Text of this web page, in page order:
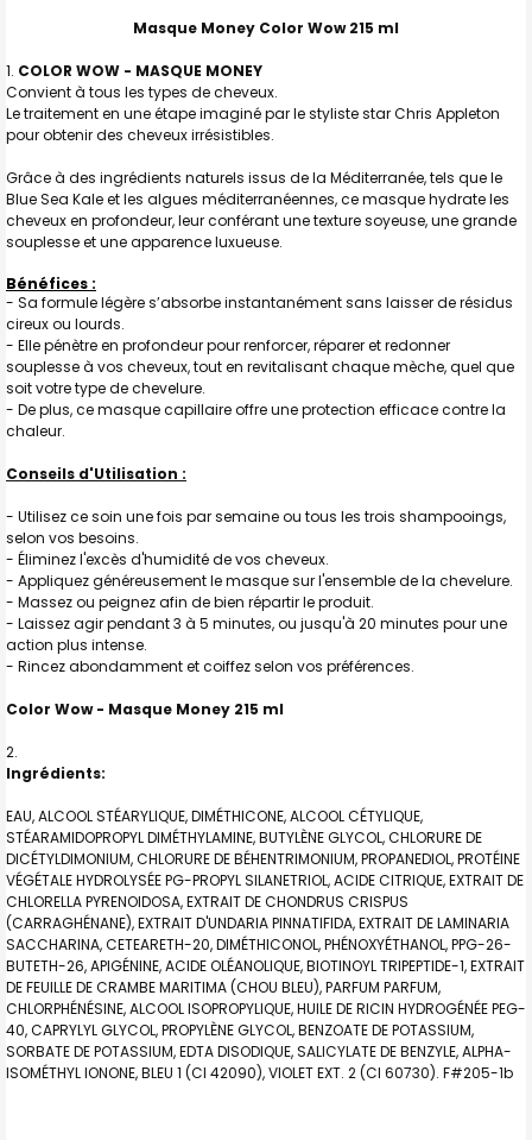
TOUT
SELECTIONNER
J'AJOUTE
LA
SÉLECTION
AU PANIER
Masque Money Color Wow 215 ml
COLOR WOW - MASQUE MONEY
Convient à tous les types de cheveux.
Le traitement en une étape imaginé par le styliste star Chris Appleton
pour obtenir des cheveux irrésistibles.
Grâce à des ingrédients naturels issus de la Méditerranée, tels que le
Blue Sea Kale et les algues méditerranéennes, ce masque hydrate les
cheveux en profondeur, leur conférant une texture soyeuse, une grande
souplesse et une apparence luxueuse.
Bénéfices :
- Sa formule légère s’absorbe instantanément sans laisser de résidus
cireux ou lourds.
- Elle pénètre en profondeur pour renforcer, réparer et redonner
souplesse à vos cheveux, tout en revitalisant chaque mèche, quel que
soit votre type de chevelure.
- De plus, ce masque capillaire offre une protection efficace contre la
chaleur.
Conseils d'Utilisation :
- Utilisez ce soin une fois par semaine ou tous les trois shampooings,
selon vos besoins.
- Éliminez l'excès d'humidité de vos cheveux.
- Appliquez généreusement le masque sur l'ensemble de la chevelure.
- Massez ou peignez afin de bien répartir le produit.
- Laissez agir pendant 3 à 5 minutes, ou jusqu'à 20 minutes pour une
action plus intense.
- Rincez abondamment et coiffez selon vos préférences.
Color Wow - Masque Money 215 ml
Ingrédients:
EAU, ALCOOL STÉARYLIQUE, DIMÉTHICONE, ALCOOL CÉTYLIQUE,
STÉARAMIDOPROPYL DIMÉTHYLAMINE, BUTYLÈNE GLYCOL, CHLORURE DE
DICÉTYLDIMONIUM, CHLORURE DE BÉHENTRIMONIUM, PROPANEDIOL, PROTÉINE
VÉGÉTALE HYDROLYSÉE PG-PROPYL SILANETRIOL, ACIDE CITRIQUE, EXTRAIT DE
CHLORELLA PYRENOIDOSA, EXTRAIT DE CHONDRUS CRISPUS
(CARRAGHÉNANE), EXTRAIT D'UNDARIA PINNATIFIDA, EXTRAIT DE LAMINARIA
SACCHARINA, CETEARETH-20, DIMÉTHICONOL, PHÉNOXYÉTHANOL, PPG-26-
BUTETH-26, APIGÉNINE, ACIDE OLÉANOLIQUE, BIOTINOYL TRIPEPTIDE-1, EXTRAIT
DE FEUILLE DE CRAMBE MARITIMA (CHOU BLEU), PARFUM PARFUM,
CHLORPHÉNÉSINE, ALCOOL ISOPROPYLIQUE, HUILE DE RICIN HYDROGÉNÉE PEG-
40, CAPRYLYL GLYCOL, PROPYLÈNE GLYCOL, BENZOATE DE POTASSIUM,
SORBATE DE POTASSIUM, EDTA DISODIQUE, SALICYLATE DE BENZYLE, ALPHA-
ISOMÉTHYL IONONE, BLEU 1 (CI 42090), VIOLET EXT. 2 (CI 60730). F#205-1b